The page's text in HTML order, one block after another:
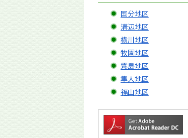
国分地区
溝辺地区
横川地区
牧園地区
霧島地区
隼人地区
福山地区